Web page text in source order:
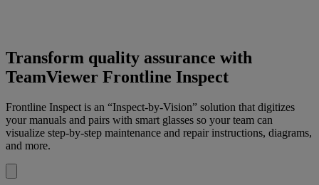
Transform quality assurance with
TeamViewer Frontline Inspect
Frontline Inspect is an “Inspect-by-Vision” solution that digitizes
your manuals and pairs with smart glasses so your team can
visualize step-by-step maintenance and repair instructions, diagrams,
and more.